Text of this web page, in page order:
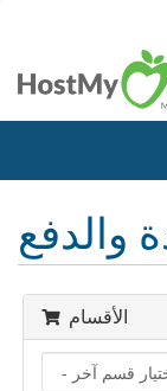
والدفع
الأقسام